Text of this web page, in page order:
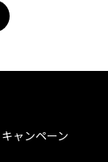
キャンペーン